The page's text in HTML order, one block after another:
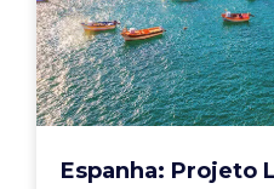
Espanha: Projeto